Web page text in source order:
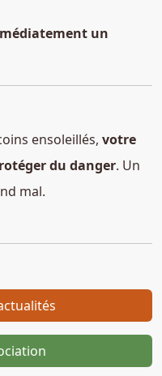
un
ensoleillés, votre
du danger. Un
mal.